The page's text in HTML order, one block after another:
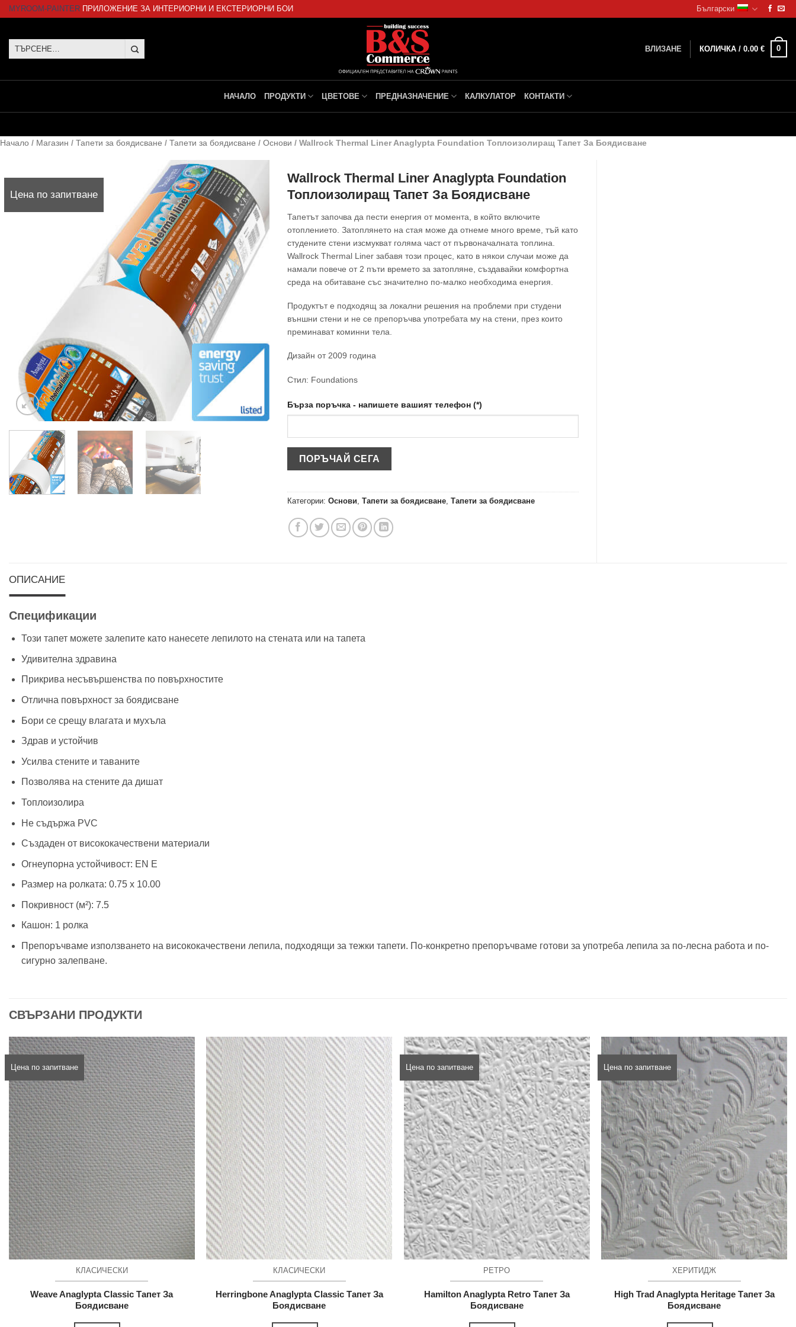
SkipMYROOM-PAINTER ПРИЛОЖЕНИЕ ЗА ИНТЕРИОРНИ И ЕКСТЕРИОРНИ БОИ Български
Търсене
ВЛИЗАНЕ КОЛИЧКА / 0.00 € 0
НАЧАЛО ПРОДУКТИ ЦВЕТОВЕ ПРЕДНАЗНАЧЕНИЕ КАЛКУЛАТОР КОНТАКТИ
Начало / Магазин / Тапети за боядисване / Тапети за боядисване / Основи / Wallrock Thermal Liner Anaglypta Foundation Топлоизолиращ Тапет За Боядисване
Цена по запитване
Wallrock Thermal Liner Anaglypta Foundation
Топлоизолиращ Тапет За Боядисване
Тапетът започва да пести енергия от момента, в който включите
отоплението. Затоплянето на стая може да отнеме много време, тъй като
студените стени изсмукват голяма част от първоначалната топлина.
Wallrock Thermal Liner забавя този процес, като в някои случаи може да
намали повече от 2 пъти времето за затопляне, създавайки комфортна
среда на обитаване със значително по-малко необходима енергия.
Продуктът е подходящ за локални решения на проблеми при студени
външни стени и не се препоръчва употребата му на стени, през които
преминават коминни тела.
Дизайн от 2009 година
Стил: Foundations
Бърза поръчка - напишете вашият телефон (*)
Категории:Основи,Тапети за боядисване,Тапети за боядисване
ОПИСАНИЕ
Спецификации
Този тапет можете залепите като нанесете лепилото на стената или на тапета
Удивителна здравина
Прикрива несъвършенства по повърхностите
Отлична повърхност за боядисване
Бори се срещу влагата и мухъла
Здрав и устойчив
Усилва стените и таваните
Позволява на стените да дишат
Топлоизолира
Не съдържа PVC
Създаден от висококачествени материали
Огнеупорна устойчивост: EN E
Размер на ролката: 0.75 х 10.00
Покривност (м²): 7.5
Кашон: 1 ролкa
Препоръчваме използването на висококачествени лепила, подходящи за тежки тапети. По-конкретно препоръчваме готови за употреба лепила за по-лесна работа и по-
сигурно залепване.
СВЪРЗАНИ ПРОДУКТИ
Цена по запитване
КЛАСИЧЕСКИ
Weave Anaglypta Classic Тапет За
Боядисване
КЛАСИЧЕСКИ
Herringbone Anaglypta Classic Тапет За
Боядисване
Цена по запитване
РЕТРО
Hamilton Anaglypta Retro Тапет За
Боядисване
Цена по запитване
ХЕРИТИДЖ
High Trad Anaglypta Heritage Тапет За
Боядисване